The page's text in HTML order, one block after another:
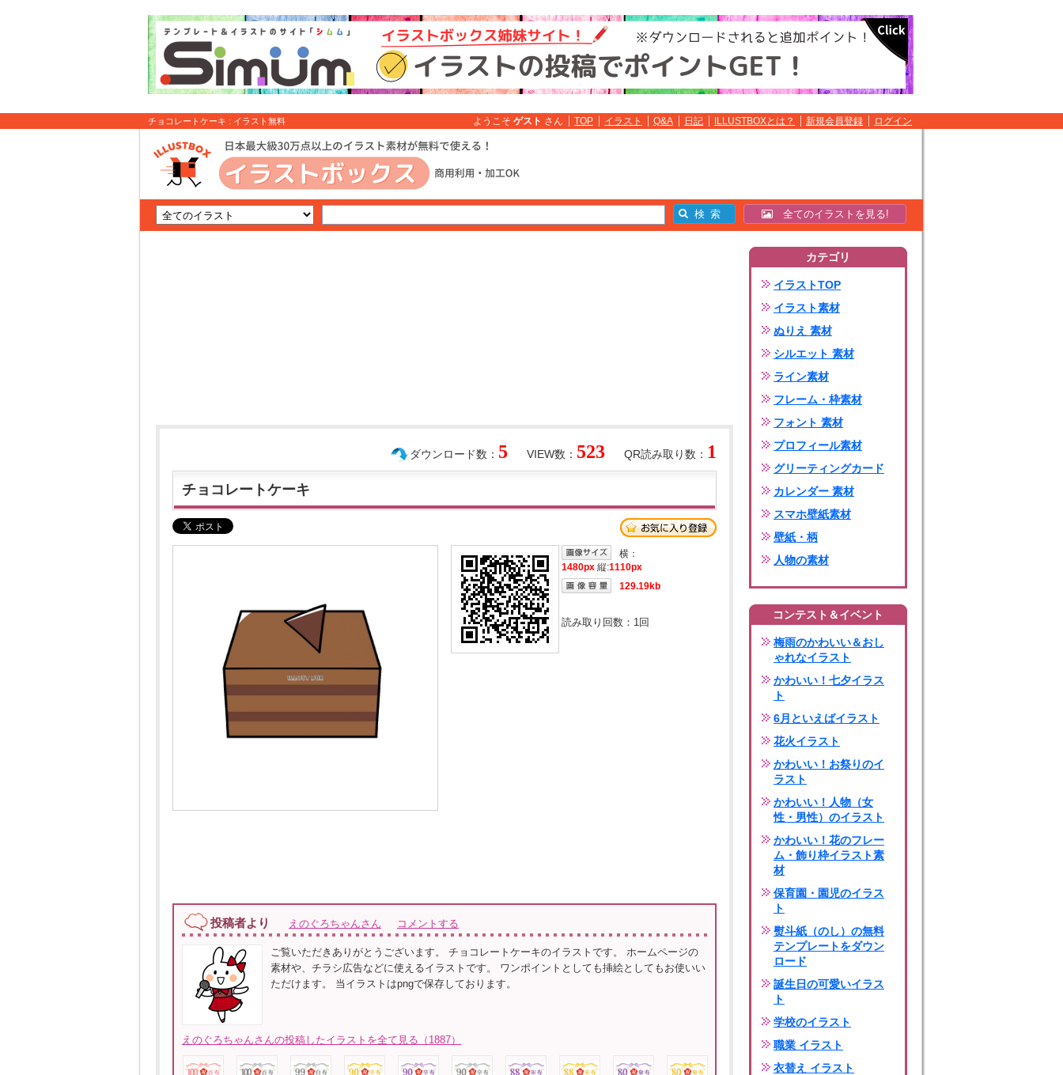
チョコレートケーキ : イラスト無料 ようこそ ゲスト さん TOP イラスト Q&A 日記 ILLUSTBOXとは？ 新規会員登録 ログイン
全てのイラストを見る!
QR読み取り数： 1
VIEW数： 523
ダウンロード数： 5
チョコレートケーキ
横：
1480px 縦:1110px
129.19kb
読み取り回数： 1回
投稿者より えのぐろちゃんさん コメントする
ご覧いただきありがとうございます。 チョコレートケーキのイラストです。 ホームページの
素材や、チラシ広告などに使えるイラストです。 ワンポイントとしても挿絵としてもお使いい
ただけます。 当イラストはpngで保存しております。
えのぐろちゃんさんの投稿したイラストを全て見る（1887）
カテゴリ
イラストTOP
イラスト素材
ぬりえ 素材
シルエット 素材
ライン素材
フレーム・枠素材
フォント 素材
プロフィール素材
グリーティングカード
カレンダー 素材
スマホ壁紙素材
壁紙・柄
人物の素材
コンテスト＆イベント
梅雨のかわいい＆おし
ゃれなイラスト
かわいい！七夕イラス
ト
6月といえばイラスト
花火イラスト
かわいい！お祭りのイ
ラスト
かわいい！人物（女
性・男性）のイラスト
かわいい！花のフレー
ム・飾り枠イラスト素
材
保育園・園児のイラス
ト
熨斗紙（のし）の無料
テンプレートをダウン
ロード
誕生日の可愛いイラス
ト
学校のイラスト
職業 イラスト
衣替え イラスト